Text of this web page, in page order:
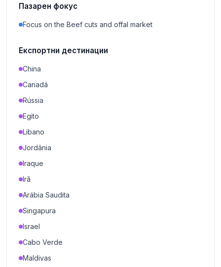
Пазарен фокус
Focus on the Beef cuts and offal market
Експортни дестинации
China
Canadá
Rússia
Egito
Libano
Jordânia
Iraque
Irã
Arábia Saudita
Singapura
Israel
Cabo Verde
Maldivas